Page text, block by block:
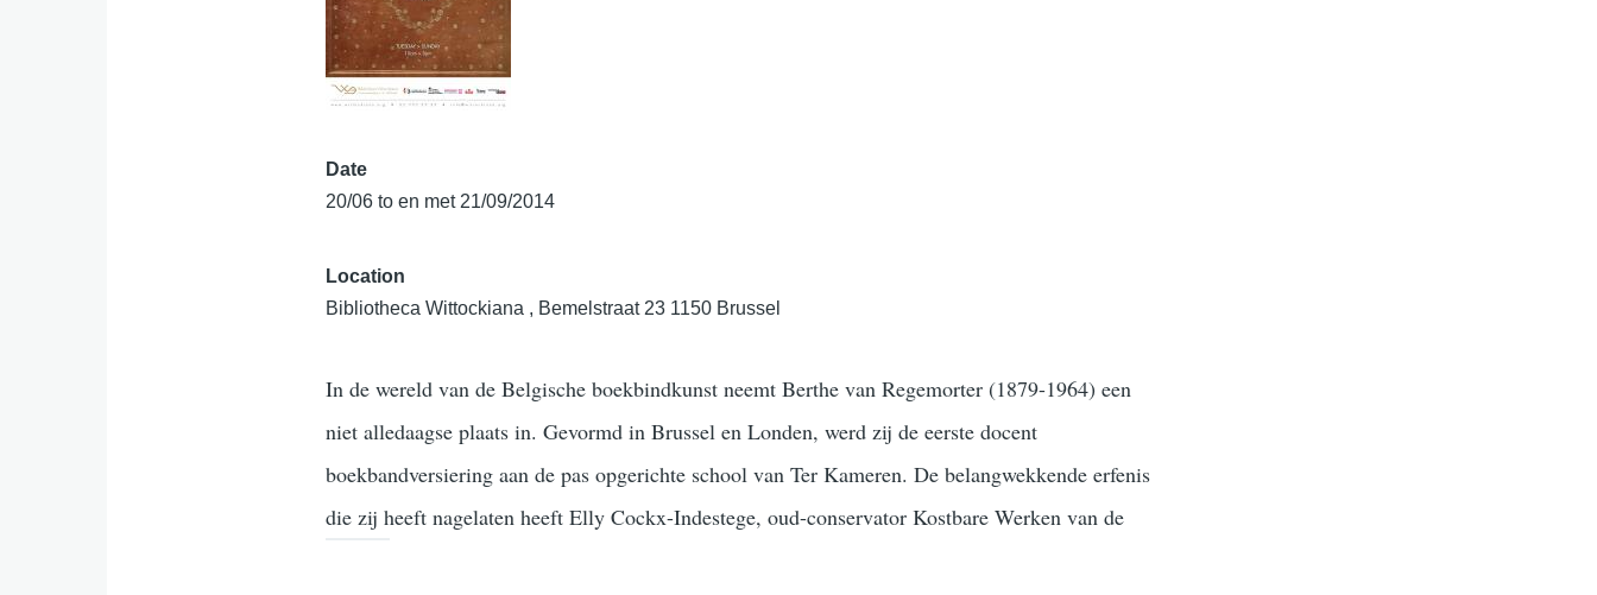
Date
20/06 to en met 21/09/2014
Location
Bibliotheca Wittockiana , Bemelstraat 23 1150 Brussel
In de wereld van de Belgische boekbindkunst neemt Berthe van Regemorter (1879-1964) een
niet alledaagse plaats in. Gevormd in Brussel en Londen, werd zij de eerste docent
boekbandversiering aan de pas opgerichte school van Ter Kameren. De belangwekkende erfenis
die zij heeft nagelaten heeft Elly Cockx-Indestege, oud-conservator Kostbare Werken van de